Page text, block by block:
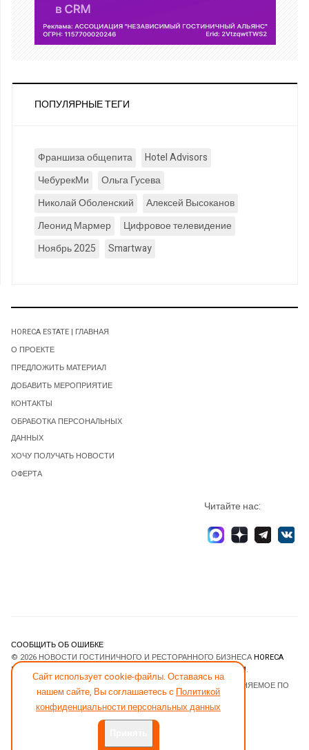
ПОПУЛЯРНЫЕ ТЕГИ
Франшиза общепита
Hotel Advisors
ЧебурекМи
Ольга Гусева
Николай Оболенский
Алексей Высоканов
Леонид Мармер
Цифровое телевидение
Ноябрь 2025
Smartway
Сайт использует cookie-файлы. Оставаясь на
нашем сайте, Вы соглашаетесь с Политикой
конфиденциальности персональных данных
HORECA ESTATE | ГЛАВНАЯ
О ПРОЕКТЕ
ПРЕДЛОЖИТЬ МАТЕРИАЛ
ДОБАВИТЬ МЕРОПРИЯТИЕ
КОНТАКТЫ
ОБРАБОТКА ПЕРСОНАЛЬНЫХ
ДАННЫХ
ХОЧУ ПОЛУЧАТЬ НОВОСТИ
ОФЕРТА
Читайте нас:
СООБЩИТЬ ОБ ОШИБКЕ
© 2026 НОВОСТИ ГОСТИНИЧНОГО И РЕСТОРАННОГО БИЗНЕСА HORECA
ESTATE
JOOMLART.COM.
- ПРОГРАММНОЕ ОБЕСПЕЧЕНИЕ, РАСПРОСТРАНЯЕМОЕ ПО
ЛИЦЕНЗИИGNU GENERAL PUBLIC LICENSE